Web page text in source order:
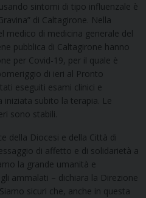
sintomi di tipo influenzale è
di Caltagirone. Nella
medico di medicina generale del
pubblica di Caltagirone hanno
per Covid-19, per il quale è
di ieri al Pronto
eseguiti esami clinici e
subito la terapia. Le
sono stabili.
della Diocesi e della Città di
di affetto e di solidarietà a
la grande umanità e
ammalati – dichiara la Direzione
sicuri che, anche in questa